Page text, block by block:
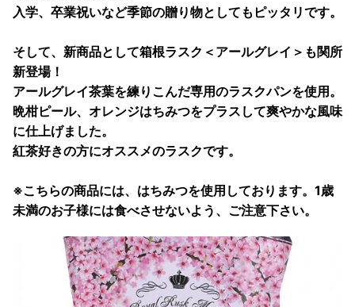
入学、卒業祝いなど季節の贈り物としてもピッタリです。
そして、新商品として箱根ラスク＜アールグレイ＞も関所
新登場！
アールグレイ茶葉を練りこんだ専用のラスクパンを使用。
晩柑ピール、オレンジはちみつをプラスして爽やかな風味
に仕上げました。
紅茶好きの方にオススメのラスクです。
※こちらの商品には、はちみつを使用しております。1歳
未満のお子様には食べさせないよう、ご注意下さい。